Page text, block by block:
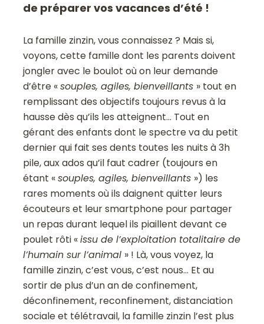
de préparer vos vacances d’été !
La famille zinzin, vous connaissez ? Mais si,
voyons, cette famille dont les parents doivent
jongler avec le boulot où on leur demande
d’être «souples, agiles, bienveillants » tout en
remplissant des objectifs toujours revus à la
hausse dès qu’ils les atteignent… Tout en
gérant des enfants dont le spectre va du petit
dernier qui fait ses dents toutes les nuits à 3h
pile, aux ados qu’il faut cadrer (toujours en
étant «souples, agiles, bienveillants ») les
rares moments où ils daignent quitter leurs
écouteurs et leur smartphone pour partager
un repas durant lequel ils piaillent devant ce
poulet rôti «issu de l’exploitation totalitaire de
l’humain sur l’animal » ! Là, vous voyez, la
famille zinzin, c’est vous, c’est nous… Et au
sortir de plus d’un an de confinement,
déconfinement, reconfinement, distanciation
sociale et télétravail, la famille zinzin l’est plus